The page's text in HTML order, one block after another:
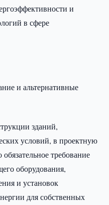
и
в сфере
и альтернативные
зданий,
условий, в проектную
требование
оборудования,
и установок
для собственных